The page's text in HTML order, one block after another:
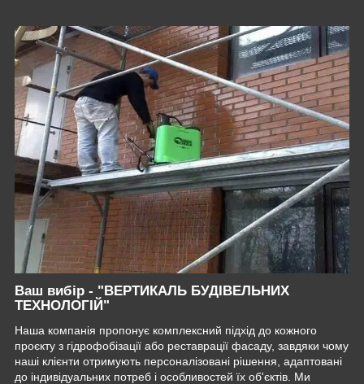
Ваш вибір - "ВЕРТИКАЛЬ БУДІВЕЛЬНИХ
ТЕХНОЛОГІЙ"
Наша компанія пропонує комплексний підхід до кожного
проєкту з гідрофобізації або реставрації фасаду, завдяки чому
наші клієнти отримують персоналізовані рішення, адаптовані
до індивідуальних потреб і особливостей їх об'єктів. Ми